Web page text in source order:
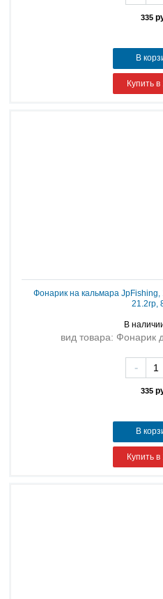
335
В
Купить в
Фонарик на кальмара
21.2гр,
В
вид товара: Фонарик
335
-
В
Купить в